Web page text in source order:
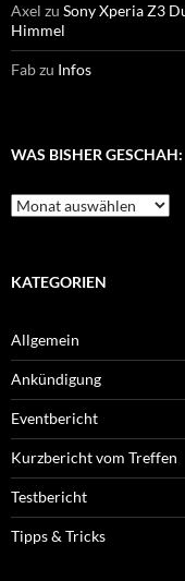
Axel zu Sony Xperia Z3
Himmel
Fabzu Infos
WAS BISHER GESCHAH:
Was
bisher
KATEGORIEN
Allgemein
Ankündigung
Eventbericht
Kurzbericht vom Treffen
Testbericht
Tipps & Tricks